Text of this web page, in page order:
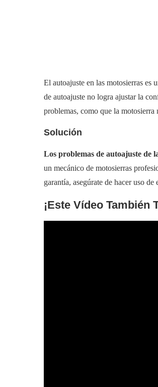
El autoajuste en las motosierras es
de autoajuste no logra ajustar la
problemas, como que la motosierra
Solución
Los problemas de autoajuste de
un mecánico de motosierras
garantía, asegúrate de hacer uso de
¡Este Vídeo También